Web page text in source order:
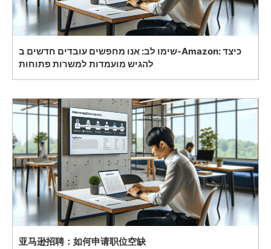
שימו לב: אנו מחפשים עובדים חדשים ב-Amazon: כיצד
להגיש מועמדות למשרות פתוחות
亚马逊招聘：如何申请职位空缺